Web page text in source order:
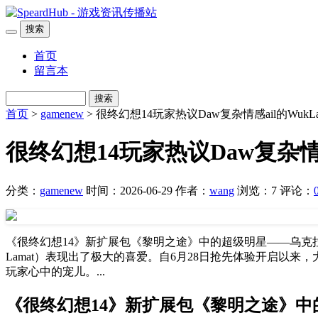
搜索
首页
留言本
搜索
首页 > gamenew > 很终幻想14玩家热议Daw复杂情感ail的
很终幻想14玩家热议Daw复杂
分类： gamenew 时间：2026-06-29 作者： wang 浏览：7 评论：
《很终幻想14》新扩展包《黎明之途》中的超级明星——乌
Lamat）表现出了极大的喜爱。自6月28日抢先体验开启以来
玩家心中的宠儿。...
《很终幻想14》新扩展包《黎明之途